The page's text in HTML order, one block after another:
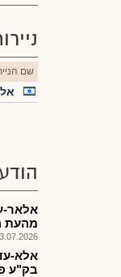
שם
אלאר-
מהעת
15:02
אלא-
בק"ע